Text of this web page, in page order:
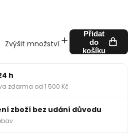
Zvýšit množství
Přidat
do
košíku
h
zdarma od 1 500 Kč
zboží bez udání důvodu